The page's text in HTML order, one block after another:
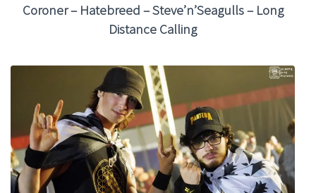
Coroner – Hatebreed – Steve’n’Seagulls – Long
Distance Calling